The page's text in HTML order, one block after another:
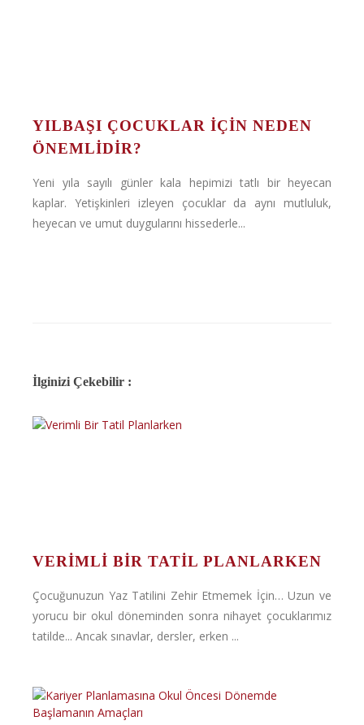
YILBAŞI ÇOCUKLAR İÇIN NEDEN
ÖNEMLIDIR?
Yeni yıla sayılı günler kala hepimizi tatlı bir heyecan
kaplar. Yetişkinleri izleyen çocuklar da aynı mutluluk,
heyecan ve umut duygularını hissederle...
İlginizi Çekebilir :
VERIMLI BIR TATIL PLANLARKEN
Çocuğunuzun Yaz Tatilini Zehir Etmemek İçin… Uzun ve
yorucu bir okul döneminden sonra nihayet çocuklarımız
tatilde... Ancak sınavlar, dersler, erken ...